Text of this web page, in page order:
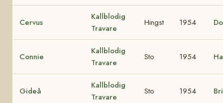
Cervus
Kallblodig
Travare
Hingst 1954
Connie
Kallblodig
Travare
Sto 1954
Gideå
Kallblodig
Travare
Sto 1954